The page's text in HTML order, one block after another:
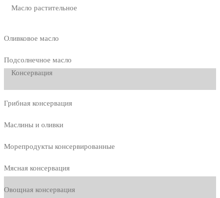
Масло растительное
Оливковое масло
Подсолнечное масло
Консервация
Грибная консервация
Маслины и оливки
Морепродукты консервированные
Мясная консервация
Овощная консервация